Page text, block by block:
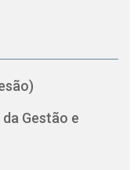
Gestão e